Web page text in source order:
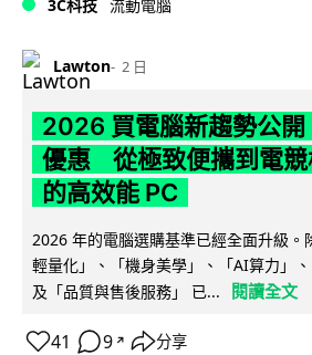
3C科技 流動電腦
Lawton 2 日
2026 買電腦新趨勢公開
優惠 從極致便攜到電競
的高效能 PC
2026 年的電腦選購基準已經全面升級。
輕量化」、「機身美學」、「AI算力」
及「品質與售後服務」 已...
閱讀全文
41 9 ↗ 分享